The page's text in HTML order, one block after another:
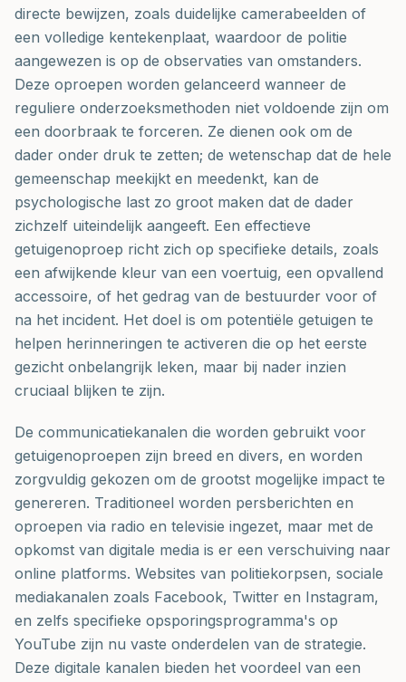
directe bewijzen, zoals duidelijke camerabeelden of
een volledige kentekenplaat, waardoor de politie
aangewezen is op de observaties van omstanders.
Deze oproepen worden gelanceerd wanneer de
reguliere onderzoeksmethoden niet voldoende zijn om
een doorbraak te forceren. Ze dienen ook om de
dader onder druk te zetten; de wetenschap dat de hele
gemeenschap meekijkt en meedenkt, kan de
psychologische last zo groot maken dat de dader
zichzelf uiteindelijk aangeeft. Een effectieve
getuigenoproep richt zich op specifieke details, zoals
een afwijkende kleur van een voertuig, een opvallend
accessoire, of het gedrag van de bestuurder voor of
na het incident. Het doel is om potentiële getuigen te
helpen herinneringen te activeren die op het eerste
gezicht onbelangrijk leken, maar bij nader inzien
cruciaal blijken te zijn.
De communicatiekanalen die worden gebruikt voor
getuigenoproepen zijn breed en divers, en worden
zorgvuldig gekozen om de grootst mogelijke impact te
genereren. Traditioneel worden persberichten en
oproepen via radio en televisie ingezet, maar met de
opkomst van digitale media is er een verschuiving naar
online platforms. Websites van politiekorpsen, sociale
mediakanalen zoals Facebook, Twitter en Instagram,
en zelfs specifieke opsporingsprogramma's op
YouTube zijn nu vaste onderdelen van de strategie.
Deze digitale kanalen bieden het voordeel van een